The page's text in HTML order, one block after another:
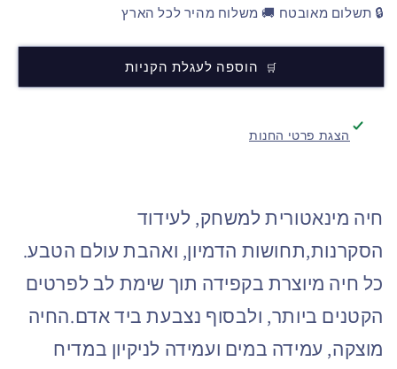
🔒 תשלום מאובטח 🚚 משלוח מהיר לכל הארץ
הוספה לעגלת הקניות
הצגת פרטי החנות
חיה מינאטורית למשחק, לעידוד
הסקרנות,תחושות הדמיון, ואהבת עולם הטבע.
כל חיה מיוצרת בקפידה תוך שימת לב לפרטים
הקטנים ביותר, ולבסוף נצבעת ביד אדם.החיה
מוצקה, עמידה במים ועמידה לניקיון במדיח